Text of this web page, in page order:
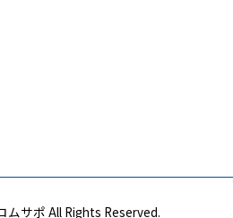
サポ All Rights Reserved.